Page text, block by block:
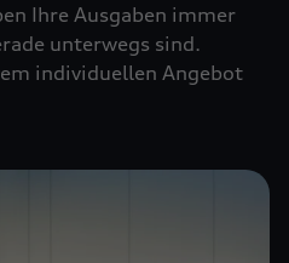
Ihre Ausgaben immer
unterwegs sind.
individuellen Angebot